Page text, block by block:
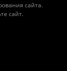
сайта.
сайт.